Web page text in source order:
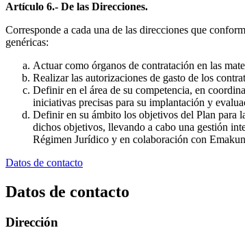
Artículo 6.- De las Direcciones.
Corresponde a cada una de las direcciones que
genéricas:
Actuar como órganos de contratación en las
Realizar las autorizaciones de gasto de los
Definir en el área de su competencia, en
iniciativas precisas para su implantación y
Definir en su ámbito los objetivos del Plan para
dichos objetivos, llevando a cabo una gestión
Régimen Jurídico y en colaboración con
Datos de contacto
Datos de contacto
Dirección